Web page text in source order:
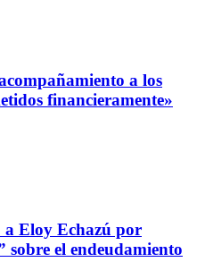
a los
financieramente»
a Eloy Echazú por
sobre el endeudamiento